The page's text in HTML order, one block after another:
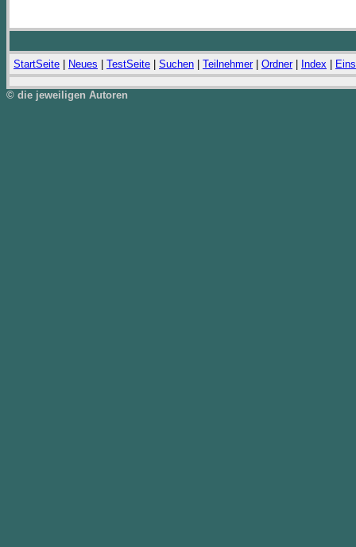
StartSeite Neues TestSeite Suchen Teilnehmer| Ordner| Index
© die jeweiligen Autoren